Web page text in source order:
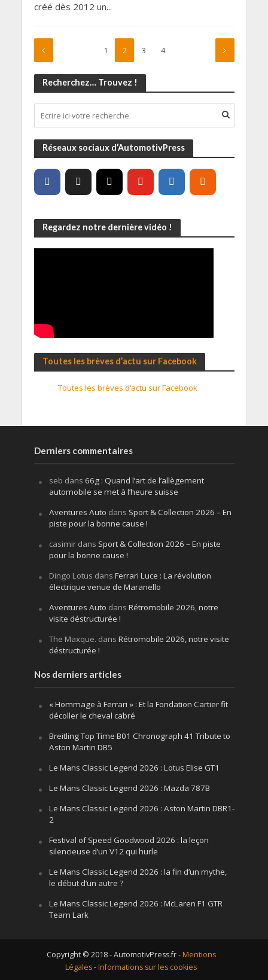
créé dès 2012 un...
1 2 3 4
Recherchez… Trouvez !
Réseaux sociaux d’AutomotivPress
Regardez notre dernière vidéo !
Toutes les brèves d’actu sur Facebook
Toutes les brèves d’actu sur Facebook
Derniers commentaires
seb dans 66g : Quand l’art de l’allègement
automobile se met à l’heure suisse
Aventures Auto dans Sport & Collection 2026 – En
piste pour la bonne cause !
casimirdans Sport & Collection 2026 – En piste
pour la bonne cause !
Dingo Lotus dans Ferrari Luce : La révolution
électrique venue de Maranello
Aventures Auto dans Rétromobile 2026, notre
visite déstructurée !
The Maxque. dans Rétromobile 2026, notre visite
déstructurée !
Nos derniers articles
« Hommage à Ferrari » : Et la Fondation Cartier fit
décoller le cheval cabré
Breitling Top Time B01 Chronograph 41 Tribute to
Aston Martin DB5
Le Mans Classic Legend 2026 : Lotus Elise GT1
Le Mans Classic Legend 2026 : Mazda 787B
Le Mans Classic Legend 2026 : Aston Martin DBR1-
2
Festival of Speed Goodwood 2026 : la leçon
silencieuse d’un V12 qui hurle
Le Mans Classic Legend 2026 : la fin d’un mythe,
le début d’un autre ?
Le Mans Classic Legend 2026 : McLaren F1 GTR
Team Lark
Copyright © 2018 - AutomotivPress.fr -Mentions
Légales-Informations sur les cookies